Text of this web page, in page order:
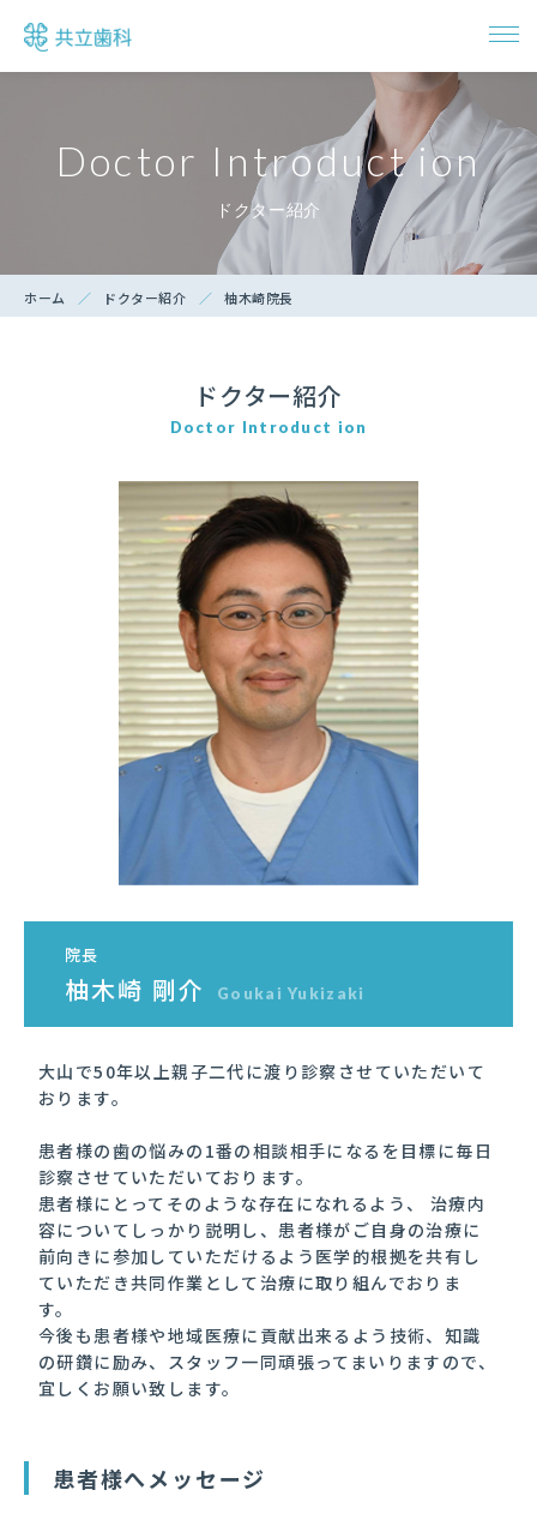
ドクター紹介
インプラント治療
アクセス・診療時間
ご予約・お問い合わせ
Doctor Introduct ion
ドクター紹介
ホーム ドクター紹介 柚木崎院長
ドクター紹介
Doctor Introduct ion
院長
柚木崎 剛介 Goukai Yukizaki
大山で50年以上親子二代に渡り診察させていただいて
おります。
患者様の歯の悩みの1番の相談相手になるを目標に毎日
診察させていただいております。
患者様にとってそのような存在になれるよう、 治療内
容についてしっかり説明し、患者様がご自身の治療に
前向きに参加していただけるよう医学的根拠を共有し
ていただき共同作業として治療に取り組んでおりま
す。
今後も患者様や地域医療に貢献出来るよう技術、知識
の研鑽に励み、スタッフ一同頑張ってまいりますので、
宜しくお願い致します。
患者様へメッセージ